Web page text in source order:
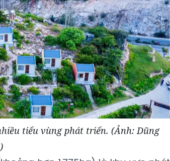
tiểu vùng phát triển. (Ảnh: Dũng